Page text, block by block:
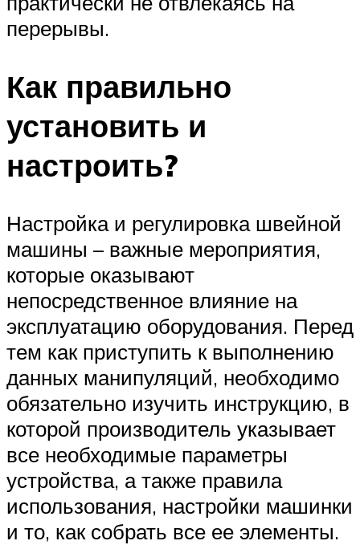
перерывы.
Как правильно
установить и
настроить?
Настройка и регулировка швейной
машины – важные мероприятия,
которые оказывают
непосредственное влияние на
эксплуатацию оборудования. Перед
тем как приступить к выполнению
данных манипуляций, необходимо
обязательно изучить инструкцию, в
которой производитель указывает
все необходимые параметры
устройства, а также правила
использования, настройки машинки
и то, как собрать все ее элементы.